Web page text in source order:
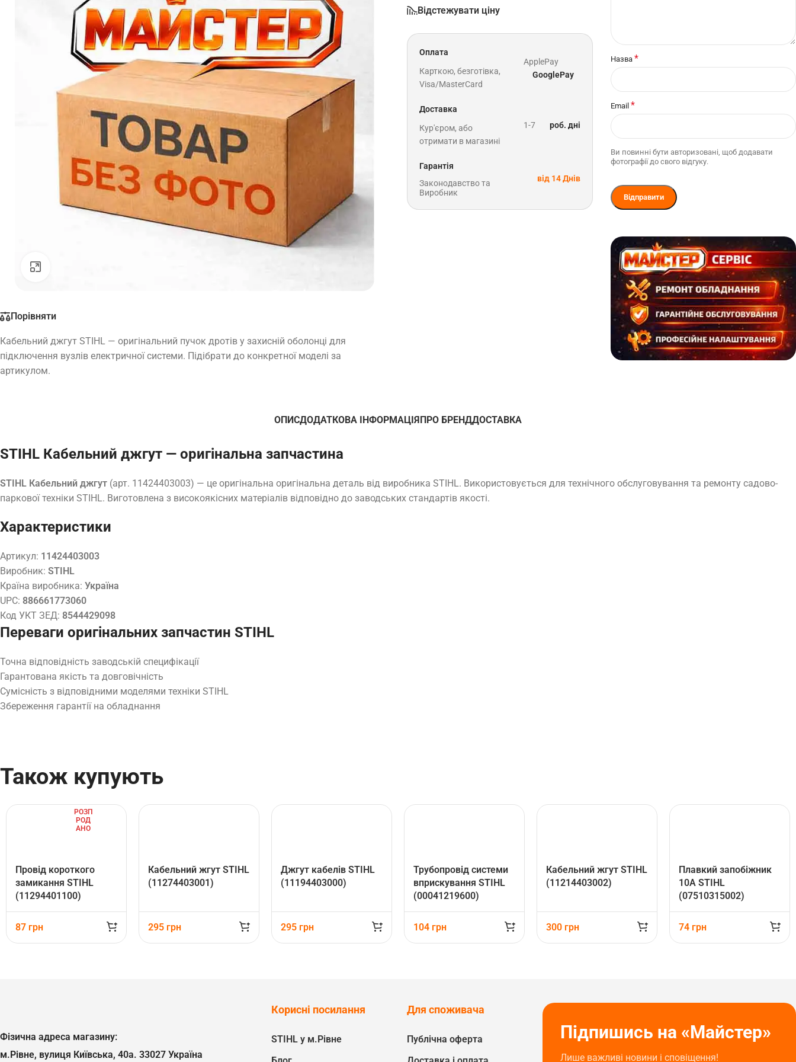
Порівняти
Кабельний джгут STIHL — оригінальний пучок дротів у захисній оболонці для
підключення вузлів електричної системи. Підібрати до конкретної моделі за
артикулом.
Відстежувати ціну
Оплата
Карткою, безготівка,
Visa/MasterCard
ApplePay
GooglePay
Доставка
Кур'єром, або
отримати в магазині
1-7 роб. дні
Гарантія
Законодавство та
Виробник
від 14 Днів
Назва *
Email *
Ви повинні бути авторизовані, щоб додавати
фотографії до свого відгуку.
ОПИСДОДАТКОВА ІНФОРМАЦІЯПРО БРЕНДДОСТАВКА
STIHL Кабельний джгут — оригінальна запчастина
STIHL Кабельний джгут (арт. 11424403003) — це оригінальна оригінальна деталь від виробника STIHL. Використовується для технічного обслуговування та ремонту садово-
паркової техніки STIHL. Виготовлена з високоякісних матеріалів відповідно до заводських стандартів якості.
Характеристики
Артикул: 11424403003
Виробник: STIHL
Країна виробника: Україна
UPC: 886661773060
Код УКТ ЗЕД: 8544429098
Переваги оригінальних запчастин STIHL
Точна відповідність заводській специфікації
Гарантована якість та довговічність
Сумісність з відповідними моделями техніки STIHL
Збереження гарантії на обладнання
Також купують
РОЗП
РОД
АНО
Провід короткого
замикання STIHL
(11294401100)
87 грн
Кабельний жгут STIHL
(11274403001)
295 грн
Джгут кабелів STIHL
(11194403000)
295 грн
Трубопровід системи
вприскування STIHL
(00041219600)
104 грн
Кабельний жгут STIHL
(11214403002)
300 грн
Плавкий запобіжник
10А STIHL
(07510315002)
74 грн
Фізична адреса магазину:
м.Рівне, вулиця Київська, 40а. 33027 Україна
Корисні посилання
STIHL у м.Рівне
Для споживача
Публічна оферта
Підпишись на «Майстер»
Лише важливі новини і сповіщення!